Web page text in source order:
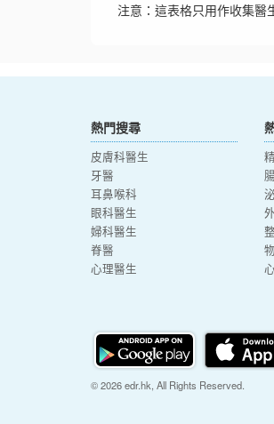
注意：這表格只用作收集醫
熱門搜尋
皮膚科醫生
牙醫
耳鼻喉科
眼科醫生
婦科醫生
脊醫
心理醫生
© 2026 edr.hk, All Rights Reserved.